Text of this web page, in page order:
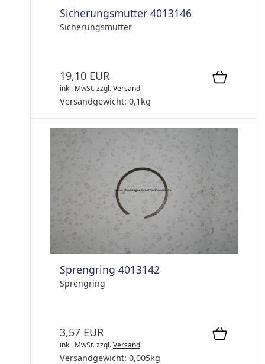
Sicherungsmutter 4013146
Sicherungsmutter
19,10 EUR
inkl. MwSt.zzgl.Versand
Versandgewicht: 0,1 kg
Sprengring 4013142
Sprengring
3,57 EUR
inkl. MwSt.zzgl.Versand
Versandgewicht: 0,005kg